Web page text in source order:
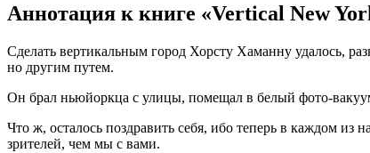
Аннотация к книге «Vertical New
Сделать вертикальным город Хорсту Хаманну удалось,
но другим путем.
Он брал ньюйоркца с улицы, помещал в белый фото-
Что ж, осталось поздравить себя, ибо теперь в каждом
зрителей, чем мы с вами.